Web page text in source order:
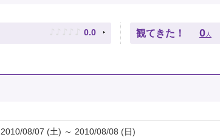
♪ ♪ ♪ ♪ ♪ 0.0 観てきた！ 0 人
2010/08/07 (土) ～ 2010/08/08 (日)